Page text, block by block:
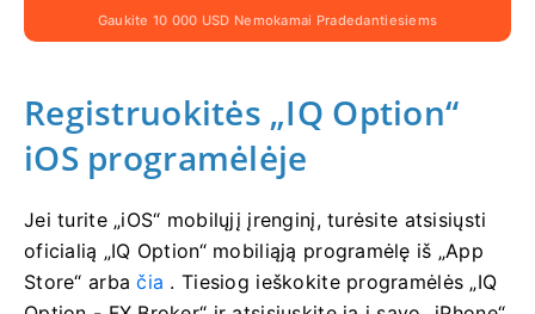
Gaukite 10 000 USD Nemokamai Pradedantiesiems
Registruokitės „IQ Option“
iOS programėlėje
Jei turite „iOS“ mobilųjį įrenginį, turėsite atsisiųsti
oficialią „IQ Option“ mobiliąją programėlę iš „App
Store“ arbačia . Tiesiog ieškokite programėlės „IQ